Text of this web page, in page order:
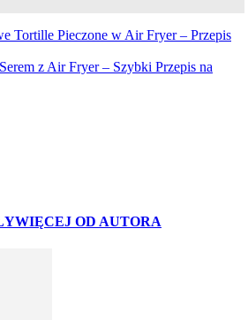
Tortille Pieczone w Air Fryer – Przepis
z Air Fryer – Szybki Przepis na
WIĘCEJ OD AUTORA